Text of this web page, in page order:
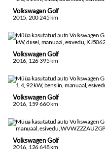
Volkswagen Golf
2015, 200 245 km
Volkswagen Golf
2016, 126 395 km
Volkswagen Golf
2016, 159 660 km
Volkswagen Golf
2016, 126 648 km